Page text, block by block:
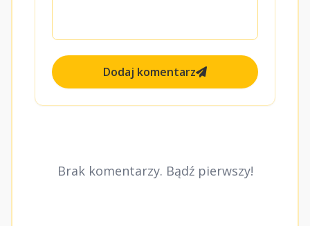
Dodaj komentarz
Brak komentarzy. Bądź pierwszy!